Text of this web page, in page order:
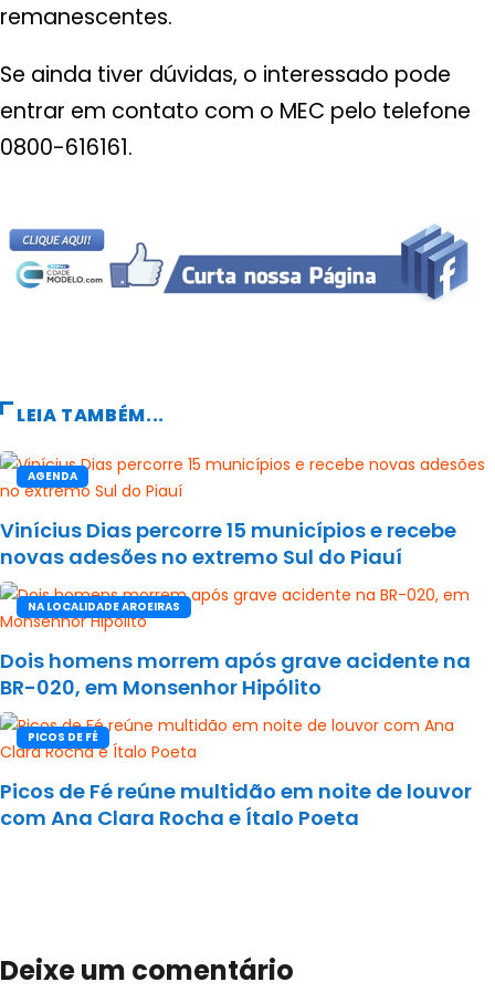
remanescentes.
Se ainda tiver dúvidas, o interessado pode
entrar em contato com o MEC pelo telefone
0800-616161.
LEIA TAMBÉM...
AGENDA
Vinícius Dias percorre 15 municípios e recebe
novas adesões no extremo Sul do Piauí
NA LOCALIDADE AROEIRAS
Dois homens morrem após grave acidente na
BR-020, em Monsenhor Hipólito
PICOS DE FÉ
Picos de Fé reúne multidão em noite de louvor
com Ana Clara Rocha e Ítalo Poeta
Deixe um comentário